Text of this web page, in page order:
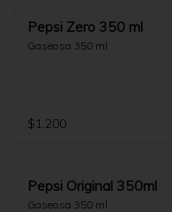
Pepsi Zero 350 ml
Gaseosa 350 ml
$1.200
Pepsi Original 350ml
Gaseosa 350 ml